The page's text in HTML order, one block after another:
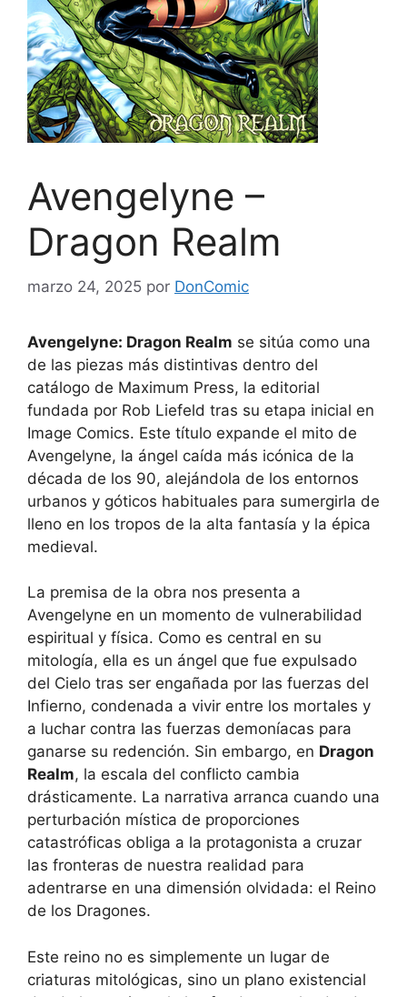
Avengelyne –
Dragon Realm
marzo 24, 2025 por DonComic
Avengelyne: Dragon Realm se sitúa como una
de las piezas más distintivas dentro del
catálogo de Maximum Press, la editorial
fundada por Rob Liefeld tras su etapa inicial en
Image Comics. Este título expande el mito de
Avengelyne, la ángel caída más icónica de la
década de los 90, alejándola de los entornos
urbanos y góticos habituales para sumergirla de
lleno en los tropos de la alta fantasía y la épica
medieval.
La premisa de la obra nos presenta a
Avengelyne en un momento de vulnerabilidad
espiritual y física. Como es central en su
mitología, ella es un ángel que fue expulsado
del Cielo tras ser engañada por las fuerzas del
Infierno, condenada a vivir entre los mortales y
a luchar contra las fuerzas demoníacas para
ganarse su redención. Sin embargo, en Dragon
Realm, la escala del conflicto cambia
drásticamente. La narrativa arranca cuando una
perturbación mística de proporciones
catastróficas obliga a la protagonista a cruzar
las fronteras de nuestra realidad para
adentrarse en una dimensión olvidada: el Reino
de los Dragones.
Este reino no es simplemente un lugar de
criaturas mitológicas, sino un plano existencial